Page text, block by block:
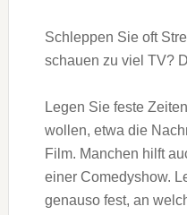
Schleppen Sie oft
schauen zu viel TV?
Legen Sie feste
wollen, etwa die
Film. Manchen hilft
einer Comedyshow.
genauso fest, an